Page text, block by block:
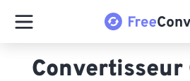
Convertisseur